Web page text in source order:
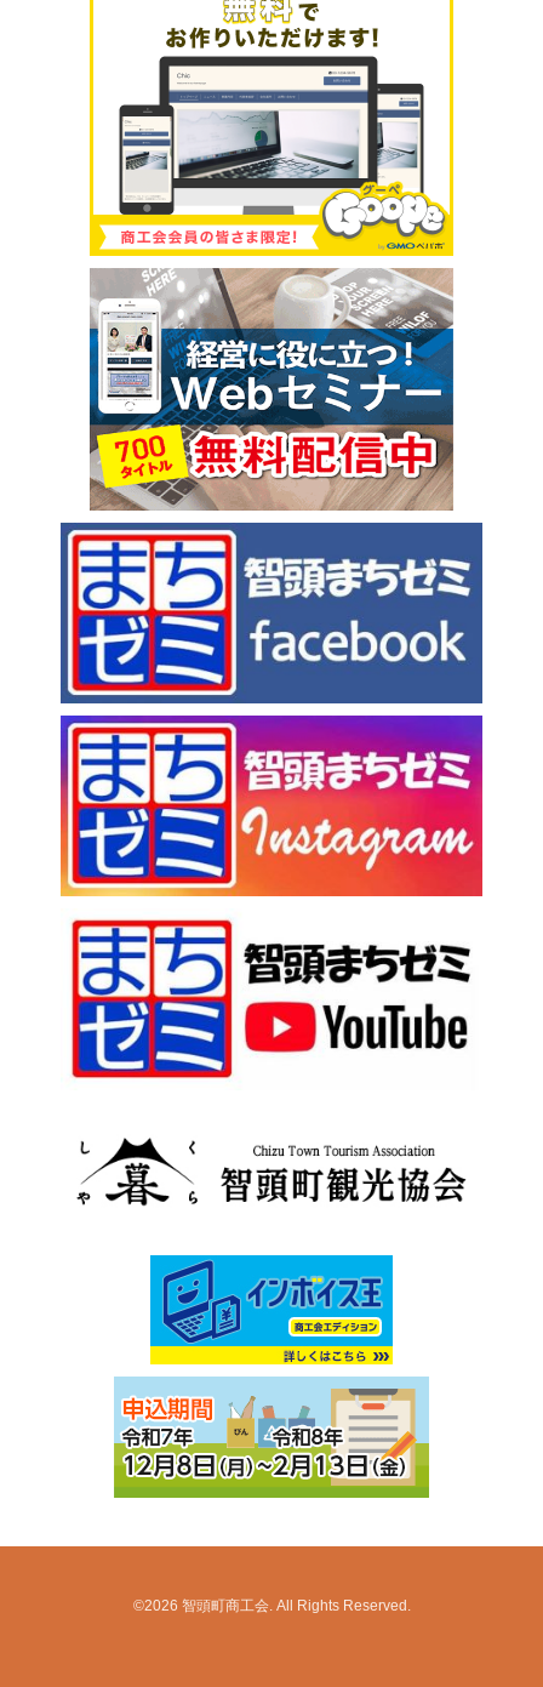
©2026 智頭町商工会. All Rights Reserved.